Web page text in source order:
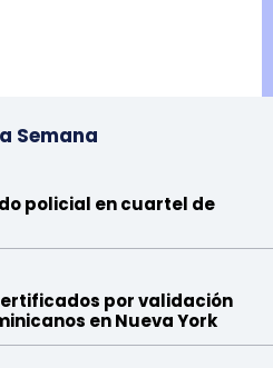
Semana
policial en cuartel de
por validación
en Nueva York